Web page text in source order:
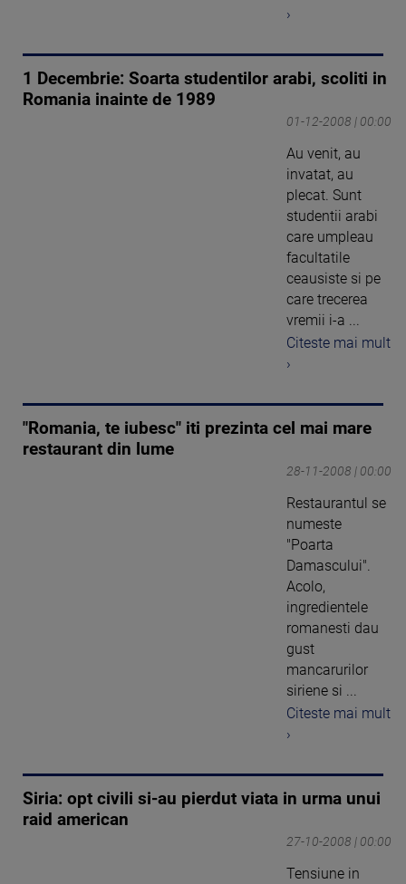
›
1 Decembrie: Soarta studentilor arabi, scoliti in
Romania inainte de 1989
01-12-2008 | 00:00
Au venit, au
invatat, au
plecat. Sunt
studentii arabi
care umpleau
facultatile
ceausiste si pe
care trecerea
vremii i-a ...
Citeste mai mult
›
"Romania, te iubesc" iti prezinta cel mai mare
restaurant din lume
28-11-2008 | 00:00
Restaurantul se
numeste
"Poarta
Damascului".
Acolo,
ingredientele
romanesti dau
gust
mancarurilor
siriene si ...
Citeste mai mult
›
Siria: opt civili si-au pierdut viata in urma unui
raid american
27-10-2008 | 00:00
Tensiune in